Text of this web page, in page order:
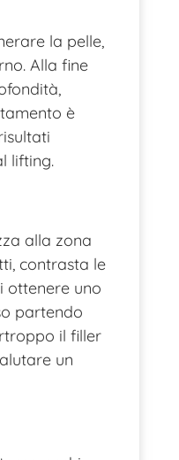
la pelle,
Alla fine
è
lifting.
alla zona
contrasta le
ottenere uno
partendo
il filler
un